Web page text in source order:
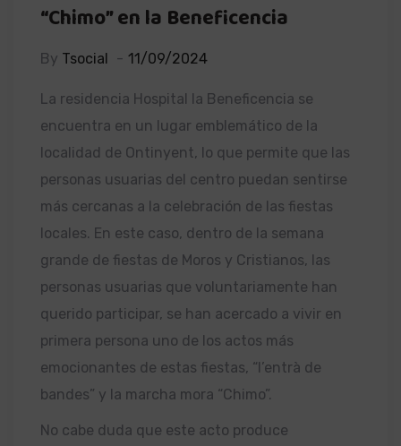
“Chimo” en la Beneficencia
By Tsocial 11/09/2024
La residencia Hospital la Beneficencia se
encuentra en un lugar emblemático de la
localidad de Ontinyent, lo que permite que las
personas usuarias del centro puedan sentirse
más cercanas a la celebración de las fiestas
locales. En este caso, dentro de la semana
grande de fiestas de Moros y Cristianos, las
personas usuarias que voluntariamente han
querido participar, se han acercado a vivir en
primera persona uno de los actos más
emocionantes de estas fiestas, “l’entrà de
bandes” y la marcha mora “Chimo”.
No cabe duda que este acto produce